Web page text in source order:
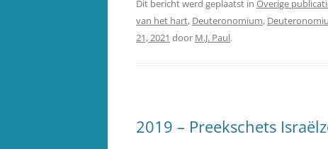
Dit bericht werd geplaatst in Overige
van het hart, Deuteronomium,
21, 2021 door M.J. Paul.
2019 – Preekschets